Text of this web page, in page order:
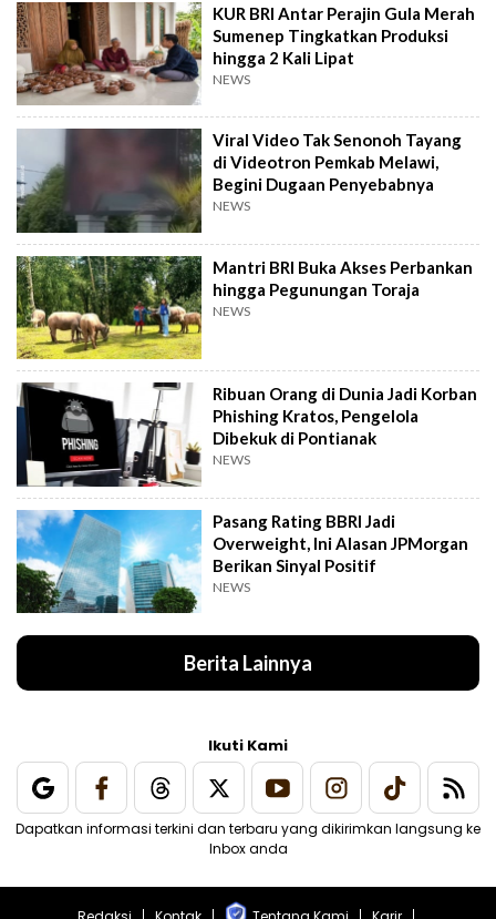
KUR BRI Antar Perajin Gula Merah
Sumenep Tingkatkan Produksi
hingga 2 Kali Lipat
NEWS
Viral Video Tak Senonoh Tayang
di Videotron Pemkab Melawi,
Begini Dugaan Penyebabnya
NEWS
Mantri BRI Buka Akses Perbankan
hingga Pegunungan Toraja
NEWS
Ribuan Orang di Dunia Jadi Korban
Phishing Kratos, Pengelola
Dibekuk di Pontianak
NEWS
Pasang Rating BBRI Jadi
Overweight, Ini Alasan JPMorgan
Berikan Sinyal Positif
NEWS
Berita Lainnya
Ikuti Kami
Dapatkan informasi terkini dan terbaru yang dikirimkan langsung ke
Inbox anda